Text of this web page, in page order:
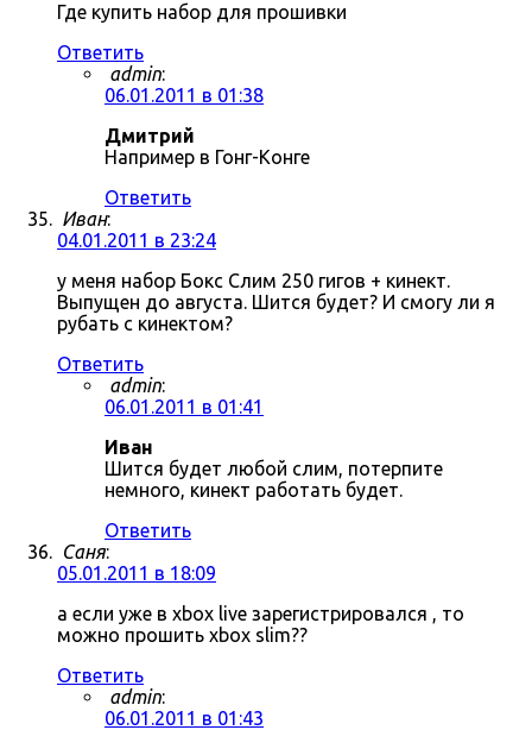
Где купить набор для прошивки
Ответить
admin:
06.01.2011 в 01:38
Дмитрий
Например в Гонг-Конге
Ответить
Иван:
04.01.2011 в 23:24
у меня набор Бокс Слим 250 гигов + кинект.
Выпущен до августа. Шится будет? И смогу ли я
рубать с кинектом?
Ответить
admin:
06.01.2011 в 01:41
Иван
Шится будет любой слим, потерпите
немного, кинект работать будет.
Ответить
Саня:
05.01.2011 в 18:09
а если уже в xbox live зарегистрировался , то
можно прошить xbox slim??
Ответить
admin:
06.01.2011 в 01:43